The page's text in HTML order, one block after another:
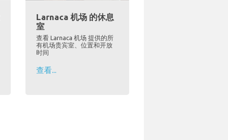
Larnaca 机场 的休息
室
查看 Larnaca 机场 提供的所
有机场贵宾室、位置和开放
时间
查看...